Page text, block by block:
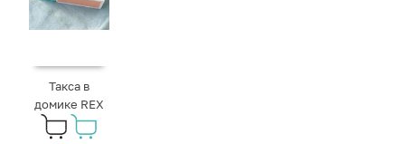
Такса в
домике REX